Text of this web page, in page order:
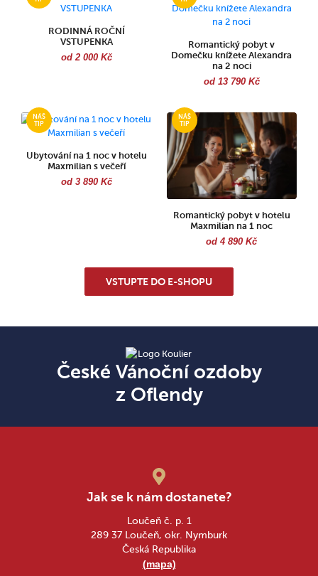
RODINNÁ ROČNÍ
VSTUPENKA
od 2 000 Kč
Romantický pobyt v
Domečku knížete Alexandra
na 2 noci
od 13 790 Kč
Ubytování na 1 noc v hotelu
Maxmilian s večeří
od 3 890 Kč
Romantický pobyt v hotelu
Maxmilian na 1 noc
od 4 890 Kč
VSTUPTE DO E-SHOPU
České Vánoční ozdoby
z Oflendy
Jak se k nám dostanete?
Loučeň č. p. 1
289 37 Loučeň, okr. Nymburk
Česká Republika
(mapa)